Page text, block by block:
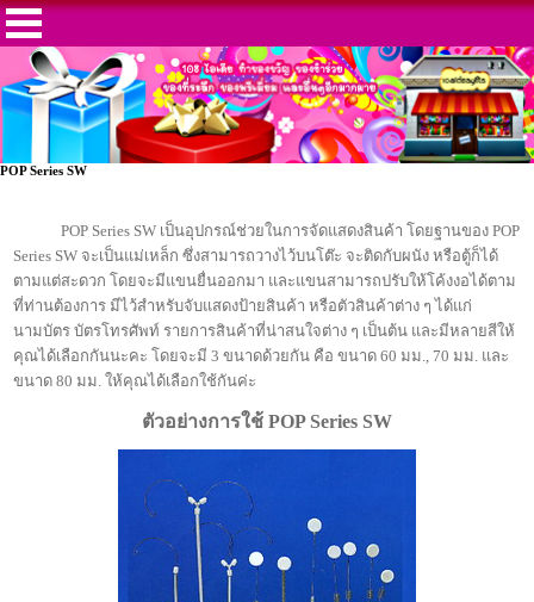
POP Series SW
POP Series SW เป็นอุปกรณ์ช่วยในการจัดแสดงสินค้า โดยฐานของ POP
Series SW จะเป็นแม่เหล็ก ซึ่งสามารถวางไว้บนโต๊ะ จะติดกับผนัง หรือตู้ก็ได้
ตามแต่สะดวก โดยจะมีแขนยื่นออกมา และแขนสามารถปรับให้โค้งงอได้ตาม
ที่ท่านต้องการ มีไว้สำหรับจับแสดงป้ายสินค้า หรือตัวสินค้าต่าง ๆ ได้แก่
นามบัตร บัตรโทรศัพท์ รายการสินค้าที่น่าสนใจต่าง ๆ เป็นต้น และมีหลายสีให้
คุณได้เลือกกันนะคะ โดยจะมี 3 ขนาดด้วยกัน คือ ขนาด 60 มม., 70 มม. และ
ขนาด 80 มม. ให้คุณได้เลือกใช้กันค่ะ
ตัวอย่างการใช้ POP Series SW